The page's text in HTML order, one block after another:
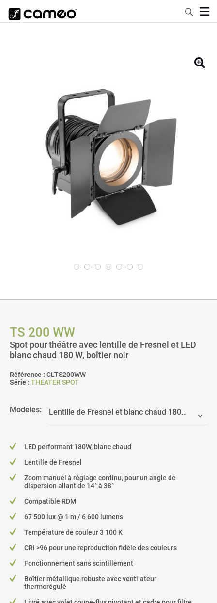
TS 200 WW
Spot pour théâtre avec lentille de Fresnel et LED
blanc chaud 180 W, boîtier noir
Référence : CLTS200WW
Série : THEATER SPOT
Modèles:
LED performant 180W, blanc chaud
Lentille de Fresnel
Zoom manuel à réglage continu, pour un angle de
dispersion allant de 14° à 38°
Compatible RDM
67 500 lux @ 1 m / 6 600 lumens
Température de couleur 3 100 K
CRI >96 pour une reproduction fidèle des couleurs
Fonctionnement sans scintillement
Boîtier métallique robuste avec ventilateur
thermorégulé